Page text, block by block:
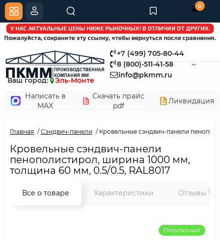
+7 (499) 705-80-44
8 (800)-511-41-58
info@pkmm.ru
Ваш город:
Эль-Монте
Написать в
MAX
Скачать прайс
pdf
Ликвидация
0
Главная Сэндвич-панели Кровельные сэндвич-панели
Кровельные сэндвич-панели
пенополистирол, ширина 1000 мм,
толщина 60 мм, 0.5/0.5, RAL8017
Все о товаре Характеристики Отзывы 0
Популярный